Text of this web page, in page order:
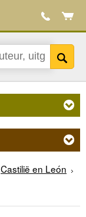
Castilië en León